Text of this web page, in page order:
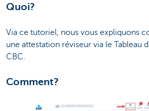
Quoi?
Via ce tutoriel, nous vous expliquons
une attestation réviseur via le Tableau
CBC.
Comment?